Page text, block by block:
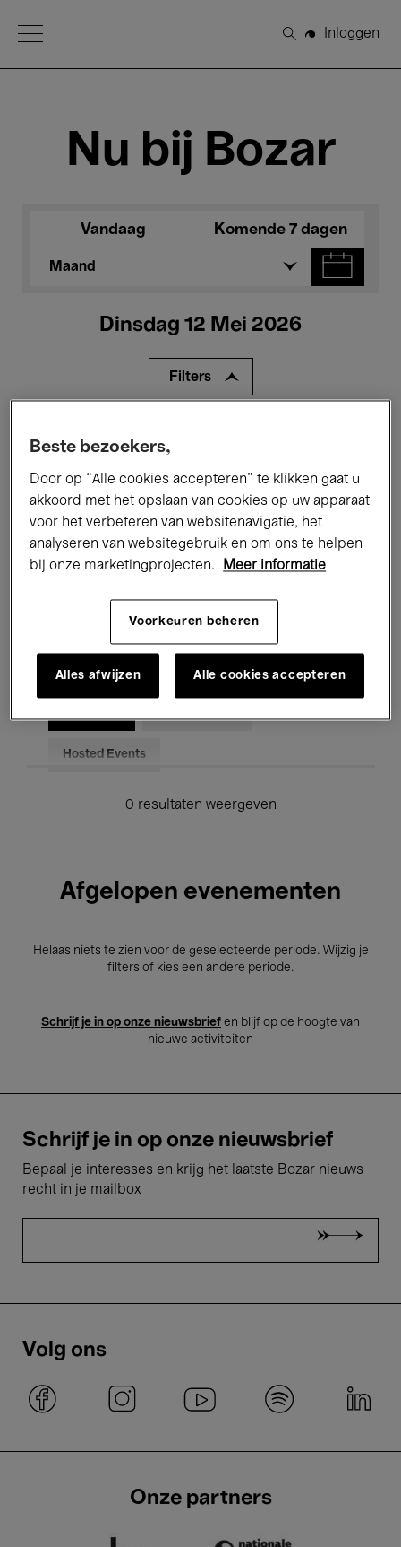
Open Menu
Zoeken
Inloggen
Nu bij Bozar
Vandaag Komende 7 dagen
Maand
Dinsdag 12 Mei 2026
Filters
Tentoonstellingen Films
Performances Lezingen & Debatten
Jazz Klassieke Muziek Global Music
Elektronische Muziek
Voor iedereen Kids’ Palace
Hosted Events
0 resultaten weergeven
Afgelopen evenementen
Helaas niets te zien voor de geselecteerde periode. Wijzig je
filters of kies een andere periode.
Schrijf je in op onze nieuwsbrief en blijf op de hoogte van
nieuwe activiteiten
Schrijf je in op onze nieuwsbrief
Bepaal je interesses en krijg het laatste Bozar nieuws
recht in je mailbox
Volg ons
Onze partners
Beste bezoekers,
Door op “Alle cookies accepteren” te klikken gaat u
akkoord met het opslaan van cookies op uw apparaat
voor het verbeteren van websitenavigatie, het
analyseren van websitegebruik en om ons te helpen
bij onze marketingprojecten.
Meer informatie
Voorkeuren beheren
Alles afwijzen Alle cookies accepteren